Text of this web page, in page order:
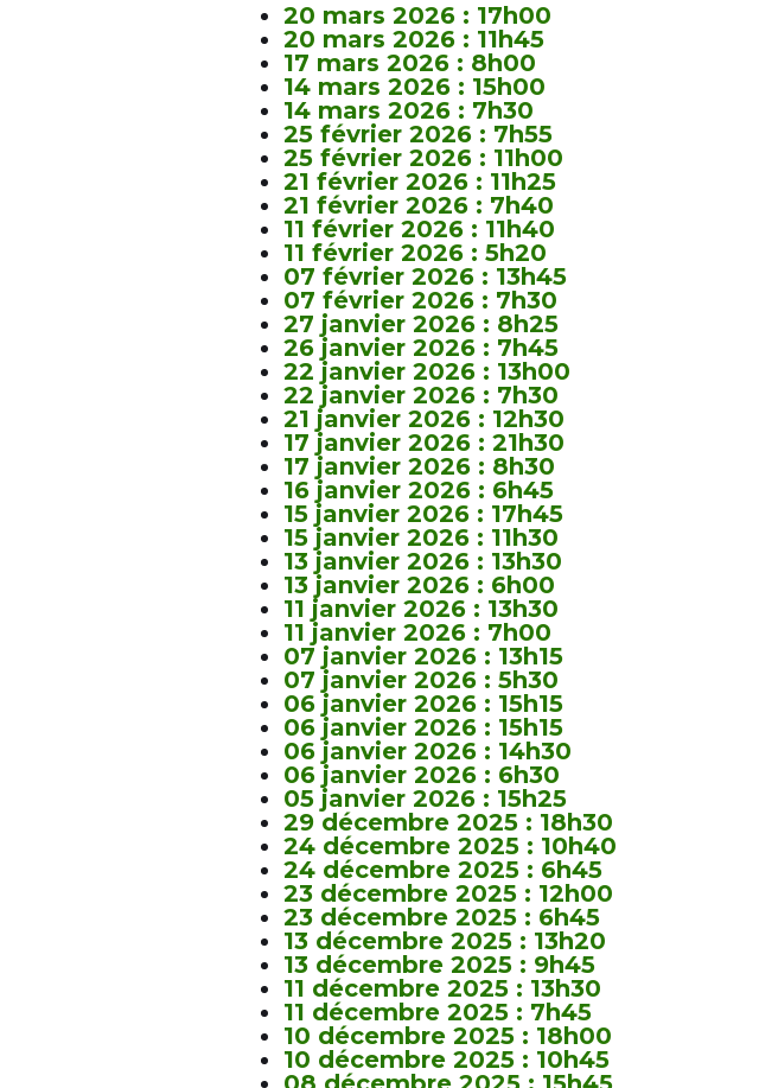
20 mars 2026 : 17h00
20 mars 2026 : 11h45
17 mars 2026 : 8h00
14 mars 2026 : 15h00
14 mars 2026 : 7h30
25 février 2026 : 7h55
25 février 2026 : 11h00
21 février 2026 : 11h25
21 février 2026 : 7h40
11 février 2026 : 11h40
11 février 2026 : 5h20
07 février 2026 : 13h45
07 février 2026 : 7h30
27 janvier 2026 : 8h25
26 janvier 2026 : 7h45
22 janvier 2026 : 13h00
22 janvier 2026 : 7h30
21 janvier 2026 : 12h30
17 janvier 2026 : 21h30
17 janvier 2026 : 8h30
16 janvier 2026 : 6h45
15 janvier 2026 : 17h45
15 janvier 2026 : 11h30
13 janvier 2026 : 13h30
13 janvier 2026 : 6h00
11 janvier 2026 : 13h30
11 janvier 2026 : 7h00
07 janvier 2026 : 13h15
07 janvier 2026 : 5h30
06 janvier 2026 : 15h15
06 janvier 2026 : 15h15
06 janvier 2026 : 14h30
06 janvier 2026 : 6h30
05 janvier 2026 : 15h25
29 décembre 2025 : 18h30
24 décembre 2025 : 10h40
24 décembre 2025 : 6h45
23 décembre 2025 : 12h00
23 décembre 2025 : 6h45
13 décembre 2025 : 13h20
13 décembre 2025 : 9h45
11 décembre 2025 : 13h30
11 décembre 2025 : 7h45
10 décembre 2025 : 18h00
10 décembre 2025 : 10h45